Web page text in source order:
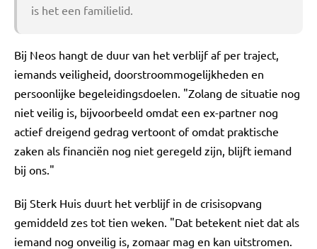
is het een familielid.
Bij Neos hangt de duur van het verblijf af per traject,
iemands veiligheid, doorstroommogelijkheden en
persoonlijke begeleidingsdoelen. "Zolang de situatie nog
niet veilig is, bijvoorbeeld omdat een ex-partner nog
actief dreigend gedrag vertoont of omdat praktische
zaken als financiën nog niet geregeld zijn, blijft iemand
bij ons."
Bij Sterk Huis duurt het verblijf in de crisisopvang
gemiddeld zes tot tien weken. "Dat betekent niet dat als
iemand nog onveilig is, zomaar mag en kan uitstromen.